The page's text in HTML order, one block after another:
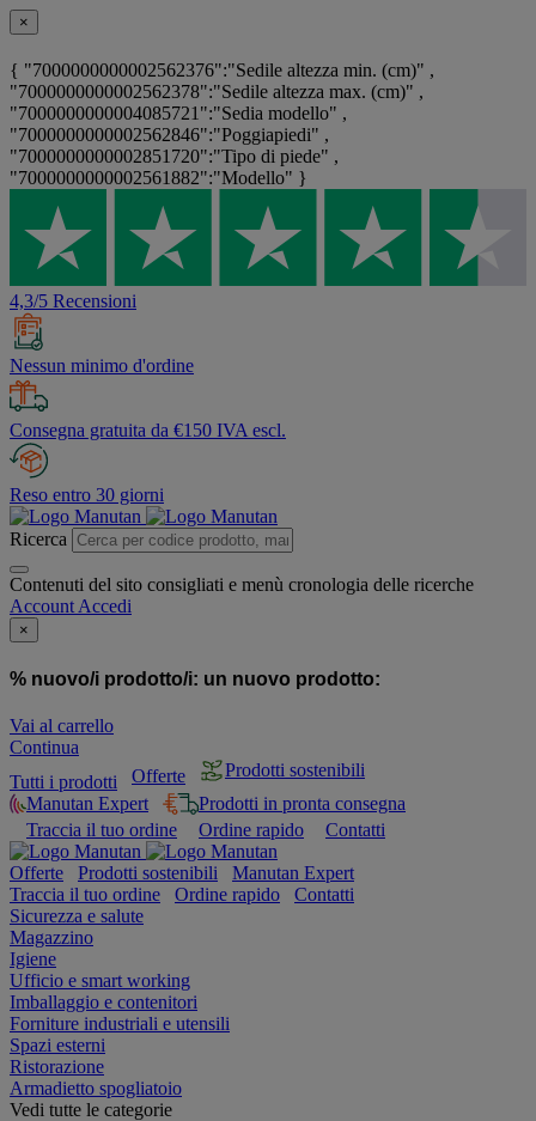
×
{ "7000000000002562376":"Sedile altezza min. (cm)" ,
"7000000000002562378":"Sedile altezza max. (cm)" ,
"7000000000004085721":"Sedia modello" ,
"7000000000002562846":"Poggiapiedi" ,
"7000000000002851720":"Tipo di piede" ,
"7000000000002561882":"Modello" }
4,3/5 Recensioni
Nessun minimo d'ordine
Consegna gratuita da €150 IVA escl.
Reso entro 30 giorni
Ricerca
Contenuti del sito consigliati e menù cronologia delle ricerche
Account Accedi
×
% nuovo/i prodotto/i: un nuovo prodotto:
Vai al carrello
Continua
Tutti i prodotti
Offerte
Prodotti sostenibili
Manutan Expert
Prodotti in pronta consegna
Traccia il tuo ordine
Ordine rapido Contatti
Offerte Prodotti sostenibili
Manutan Expert
Traccia il tuo ordine
Ordine rapido
Contatti
Sicurezza e salute
Magazzino
Igiene
Ufficio e smart working
Imballaggio e contenitori
Forniture industriali e utensili
Spazi esterni
Ristorazione
Armadietto spogliatoio
Vedi tutte le categorie